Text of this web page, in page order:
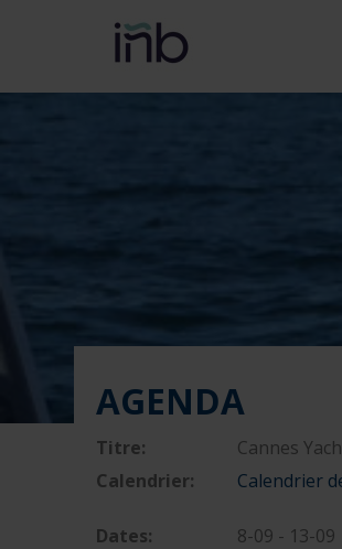
AGENDA
Titre:
Cannes
Calendrier:
Calendrier
Dates: 8-09 - 13-09